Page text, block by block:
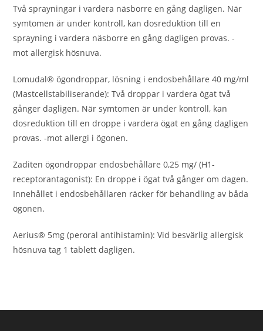
Två sprayningar i vardera näsborre en gång dagligen. När
symtomen är under kontroll, kan dosreduktion till en
sprayning i vardera näsborre en gång dagligen provas. -
mot allergisk hösnuva.
Lomudal® ögondroppar, lösning i endosbehållare 40 mg/ml
(Mastcellstabiliserande): Två droppar i vardera ögat två
gånger dagligen. När symtomen är under kontroll, kan
dosreduktion till en droppe i vardera ögat en gång dagligen
provas. -mot allergi i ögonen.
Zaditen ögondroppar endosbehållare 0,25 mg/ (H1-
receptorantagonist): En droppe i ögat två gånger om dagen.
Innehållet i endosbehållaren räcker för behandling av båda
ögonen.
Aerius® 5mg (peroral antihistamin): Vid besvärlig allergisk
hösnuva tag 1 tablett dagligen.